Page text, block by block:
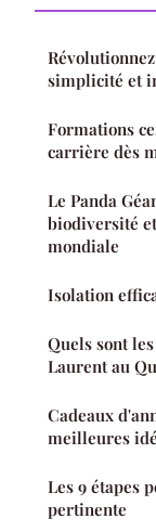
simplicité et
Formations
carrière dès
Le Panda
biodiversité
mondiale
Isolation
Quels sont
Laurent au
Cadeaux
meilleures
Les 9 étapes
pertinente